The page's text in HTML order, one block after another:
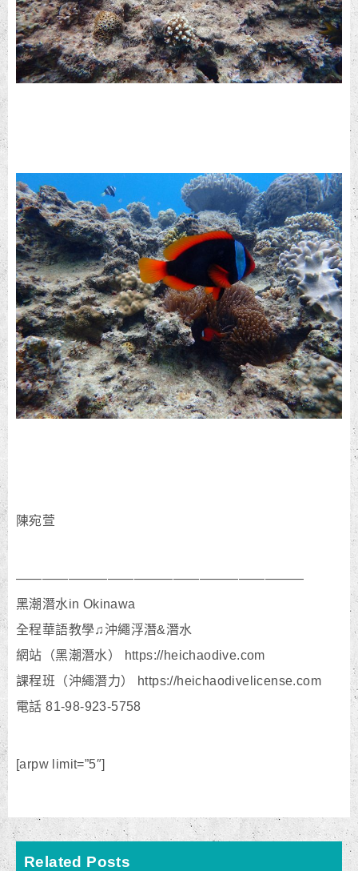
陳宛萱
——————————————————————
黑潮潛水in Okinawa
全程華語教學♫沖繩浮潛&潛水
網站（黑潮潛水） https://heichaodive.com
課程班（沖繩潛力） https://heichaodivelicense.com
電話 81-98-923-5758
[arpw limit=”5″]
Related Posts